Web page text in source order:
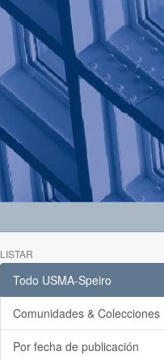
LISTAR
Todo USMA-Speiro
Comunidades & Colecciones
Por fecha de publicación